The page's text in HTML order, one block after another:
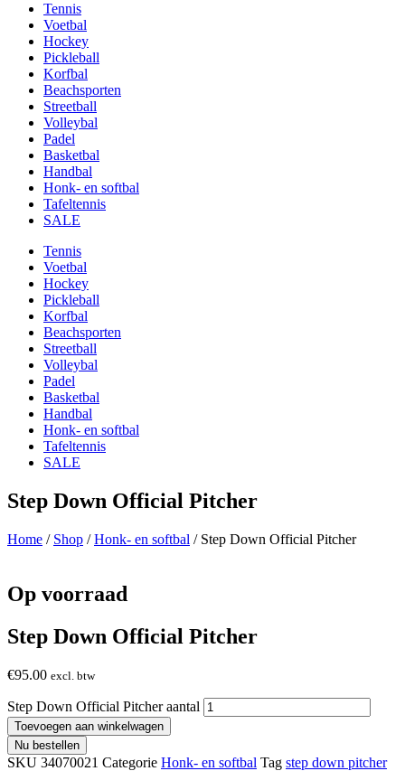
Tennis
Voetbal
Hockey
Pickleball
Korfbal
Beachsporten
Streetball
Volleybal
Padel
Basketbal
Handbal
Honk- en softbal
Tafeltennis
SALE
Tennis
Voetbal
Hockey
Pickleball
Korfbal
Beachsporten
Streetball
Volleybal
Padel
Basketbal
Handbal
Honk- en softbal
Tafeltennis
SALE
Step Down Official Pitcher
Home / Shop /Honk- en softbal / Step Down Official Pitcher
Op voorraad
Step Down Official Pitcher
€95.00 excl. btw
Step Down Official Pitcher aantal
Toevoegen aan winkelwagen
Nu bestellen
SKU 34070021 Categorie Honk- en softbal Tag step down pitcher